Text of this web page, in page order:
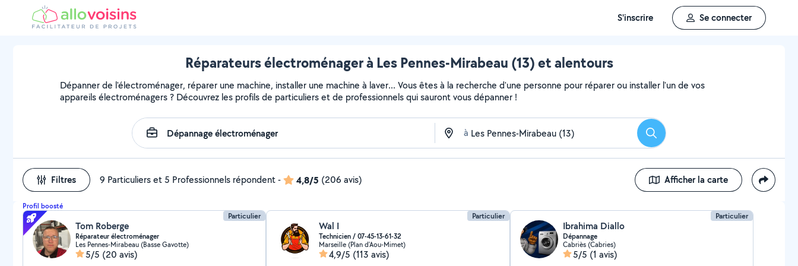
S'inscrire Se connecter
Réparateurs électroménager à Les Pennes-Mirabeau (13) et alentours
Dépanner de l'électroménager, réparer une machine, installer une machine à laver... Vous êtes à la recherche d'une personne pour réparer ou installer l'un de vos
appareils électroménagers ? Découvrez les profils de particuliers et de professionnels qui sauront vous dépanner !
à Rechercher
Filtres 9 Particuliers et 5 Professionnels répondent- 4,8/5 (206 avis) Afficher la carte
Profil boosté
Particulier
Tom Roberge
Réparateur électroménager
Les Pennes-Mirabeau (Basse Gavotte)
5/5 (20 avis)
Particulier
Wal I
Technicien / 07-45-13-61-32
Marseille (Plan d'Aou-Mimet)
4,9/5 (113 avis)
Particulier
Ibrahima Diallo
Dépannage
Cabriès (Cabries)
5/5 (1 avis)